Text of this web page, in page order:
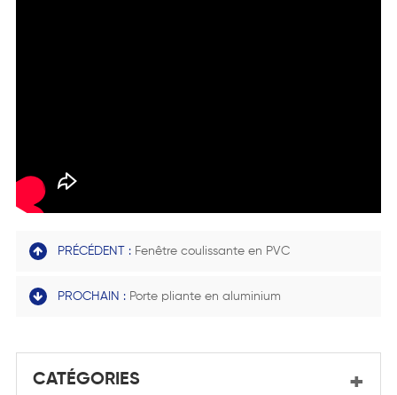
PRÉCÉDENT : Fenêtre coulissante en PVC
PROCHAIN : Porte pliante en aluminium
CATÉGORIES